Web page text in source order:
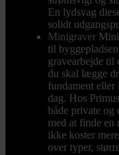
En lydsvag
solidt
Minigraver
til
gravearbejde til
du skal lægge
fundament eller
dag. Hos
både private
med at finde en
ikke koster
over typer,